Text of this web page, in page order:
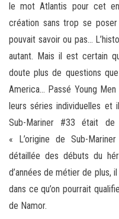
le mot Atlantis pour cet
création sans trop se
pouvait savoir ou pas…
autant. Mais il est certain
doute plus de questions
America… Passé Young
leurs séries individuelles
Sub-Mariner #33 était
« L’origine de Sub-
détaillée des débuts du
d’années de métier de plus,
dans ce qu’on pourrait
de Namor.